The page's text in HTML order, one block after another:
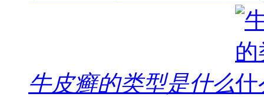
牛皮癣的类型是什么